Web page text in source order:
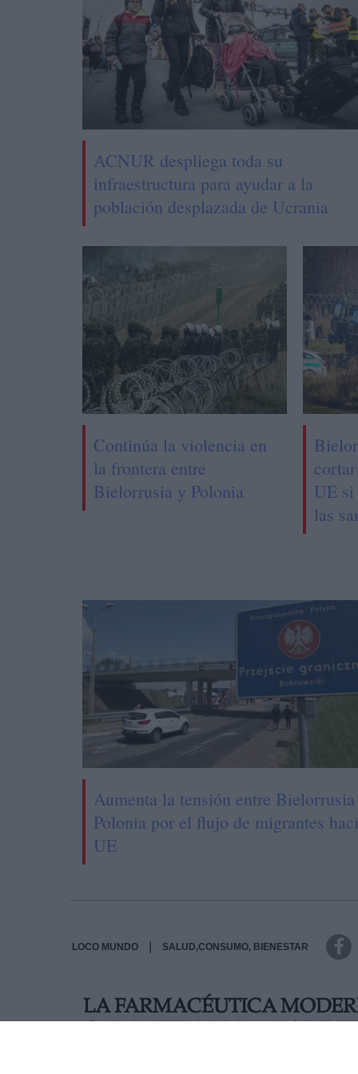
ACNUR despliega toda su
infraestructura para ayudar a la
población desplazada de Ucrania
Continúa la violencia en
la frontera entre
Bielorrusia y Polonia
UE si
las
Aumenta la tensión entre
Polonia por el flujo de migrantes
UE
LOCO MUNDO SALUD,CONSUMO, BIENESTAR
LA FARMACÉUTICA